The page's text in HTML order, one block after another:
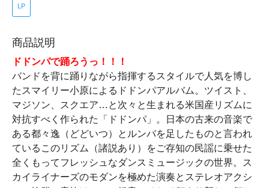
LP
商品説明
ドドンパで踊ろうっ！！！
バンドを背に踊りながら指揮するスタイルで人気を博し
たスマイリー小原によるドドンパアルバム。ツイスト、
マジソン、スクエア…と次々と生まれる米国産リズムに
対抗すべく作られた「ドドンパ」。日本の古来の音楽で
ある都々逸（どどいつ）とルンバを足したものと言われ
ているこのリズム（諸説あり）をご存知の民謡に乗せた
全くもってフレッシュなダンスミュージックの世界。ス
カイライナーズのモダンを極めた演奏とステレオアクシ